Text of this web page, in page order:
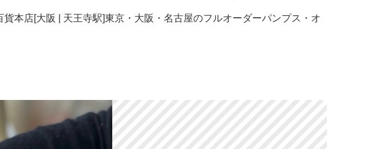
本店[大阪 | 天王寺駅]東京・大阪・名古屋のフルオーダーパンプス・オ